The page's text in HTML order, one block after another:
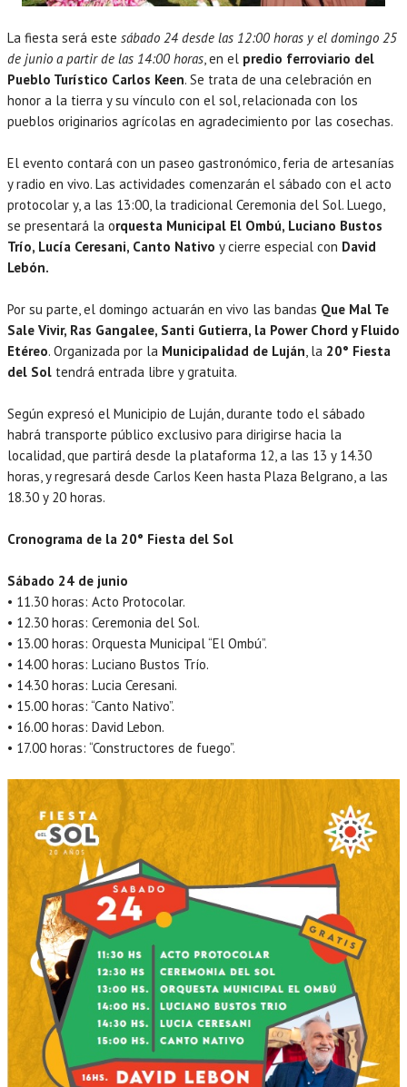
La fiesta será este sábado 24 desde las 12:00 horas y el domingo 25
de junio a partir de las 14:00 horas, en el predio ferroviario del
Pueblo Turístico Carlos Keen. Se trata de una celebración en
honor a la tierra y su vínculo con el sol, relacionada con los
pueblos originarios agrícolas en agradecimiento por las cosechas.
El evento contará con un paseo gastronómico, feria de artesanías
y radio en vivo. Las actividades comenzarán el sábado con el acto
protocolar y, a las 13:00, la tradicional Ceremonia del Sol. Luego,
se presentará la orquesta Municipal El Ombú, Luciano Bustos
Trío, Lucía Ceresani, Canto Nativo y cierre especial con David
Lebón.
Por su parte, el domingo actuarán en vivo las bandas Que Mal Te
Sale Vivir, Ras Gangalee, Santi Gutierra, la Power Chord y Fluido
Etéreo. Organizada por la Municipalidad de Luján, la 20° Fiesta
del Sol tendrá entrada libre y gratuita.
Según expresó el Municipio de Luján, durante todo el sábado
habrá transporte público exclusivo para dirigirse hacia la
localidad, que partirá desde la plataforma 12, a las 13 y 14.30
horas, y regresará desde Carlos Keen hasta Plaza Belgrano, a las
18.30 y 20 horas.
Cronograma de la 20° Fiesta del Sol
Sábado 24 de junio
• 11.30 horas: Acto Protocolar.
• 12.30 horas: Ceremonia del Sol.
• 13.00 horas: Orquesta Municipal “El Ombú”.
• 14.00 horas: Luciano Bustos Trío.
• 14.30 horas: Lucia Ceresani.
• 15.00 horas: “Canto Nativo”.
• 16.00 horas: David Lebon.
• 17.00 horas: “Constructores de fuego”.